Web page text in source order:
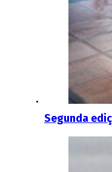
Segunda